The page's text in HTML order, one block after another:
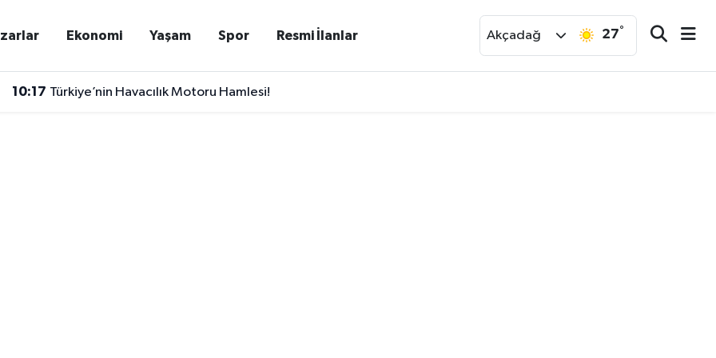
Ekonomi Yaşam Spor Resmi İlanlar Akçadağ 27°
10:17 Türkiye’nin Havacılık Motoru Hamlesi!